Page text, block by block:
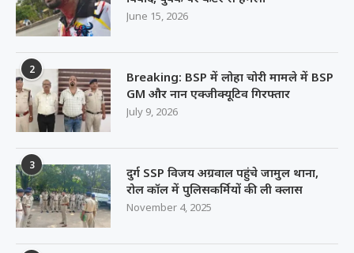
June 15, 2026
2
Breaking: BSP में लोहा चोरी मामले में BSP
GM और नान एक्जीक्यूटिव गिरफ्तार
July 9, 2026
3
दुर्ग SSP विजय अग्रवाल पहुंचे जामुल थाना,
रोल कॉल में पुलिसकर्मियों की ली क्लास
November 4, 2025